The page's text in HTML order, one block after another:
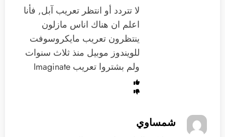
لا تتردد أو انتظر تعريب آبل, فأنا
اعلم ان هناك اناس مازلون
ينتظرون تعريب مايكروسوفت
للويندوز موبيل منذ ثلاث سنوات
ولم بشتروا تعريب Imaginate
شمساوي